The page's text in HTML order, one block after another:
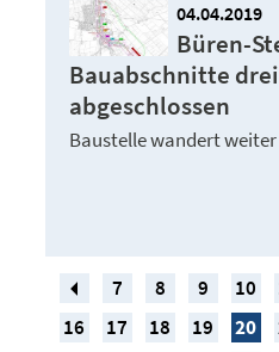
04.04.2019
Büren-
Bauabschnitte
abgeschlossen
Baustelle wandert weiter
7 8 9 10
16
17 18 19 20